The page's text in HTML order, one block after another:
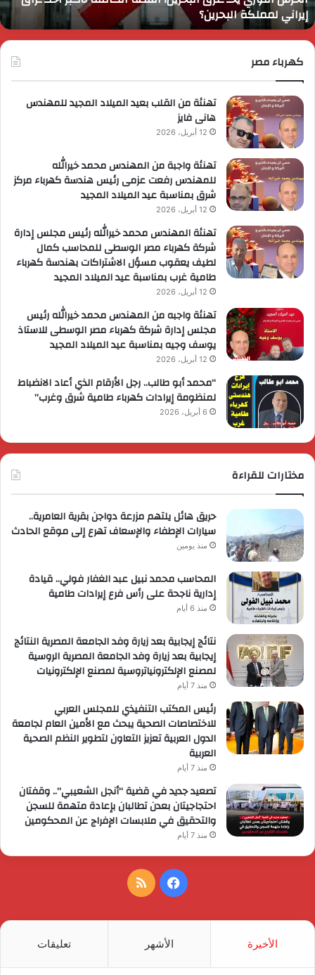
ـراق
إيراني
لمملكة
البحرين؟
إيراني لمملكة البحرين؟
كهرباء مصر
تهنئة من القلب بعيد الميلاد المجيد للمهندس
هانى فايز
12 أبريل، 2026
تهنئة واجبة من المهندس محمد خيرالله
للمهندس رفعت عزمى رئيس هندسة كهرباء مركز
شرق بمناسبة عيد الميلاد المجيد
12 أبريل، 2026
تهنئة المهندس محمد خيرالله رئيس مجلس إدارة
شركة كهرباء مصر الوسطى للمحاسب كمال
لطيف يعقوب مسؤل الاشتراكات بهندسة كهرباء
طامية غرب بمناسبة عيد الميلاد المجيد
12 أبريل، 2026
تهنئة واجبه من المهندس محمد خيرالله رئيس
مجلس إدارة شركة كهرباء مصر الوسطى للاستاذ
يوسف وجيه بمناسبة عيد الميلاد المجيد
12 أبريل، 2026
“محمد أبو طالب.. رجل الأرقام الذي أعاد الانضباط
لمنظومة إيرادات كهرباء طامية شرق وغرب”
6 أبريل، 2026
مختارات للقراءة
حريق هائل يلتهم مزرعة دواجن بقرية العامرية..
سيارات الإطفاء والإسعاف تهرع إلى موقع الحادث
منذ يومين
المحاسب محمد نبيل عبد الغفار فولي.. قيادة
إدارية ناجحة على رأس فرع إيرادات طامية
منذ 6 أيام
نتائج إيجابية بعد زيارة وفد الجامعة المصرية النتائج
إيجابية بعد زيارة وفد الجامعة المصرية الروسية
لمصنع الإلكترونياتروسية لمصنع الإلكترونيات
منذ 7 أيام
رئيس المكتب التنفيذي للمجلس العربي
للاختصاصات الصحية يبحث مع الأمين العام لجامعة
الدول العربية تعزيز التعاون لتطوير النظم الصحية
العربية
منذ 7 أيام
تصعيد جديد في قضية “أنجل الشعيبي”.. وقفتان
احتجاجيتان بعدن تطالبان بإعادة متهمة للسجن
والتحقيق في ملابسات الإفراج عن المحكومين
منذ 7 أيام
فيسبوكملخص
الأخيرة الأشهر تعليقات